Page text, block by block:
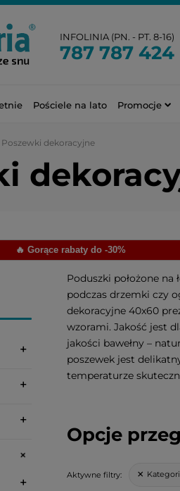
INFOLINIA (PN. - PT. 8-16)
787 787 424
Pościele na lato Promocje
Poszewki dekoracyjne
🔥 Gorące rabaty do -30%
Opcje
Aktywne filtry:
Poduszki położone
podczas drzemki czy
dekoracyjne 40x60
wzorami. Jakość jest
jakości bawełny –
poszewek jest
temperaturze